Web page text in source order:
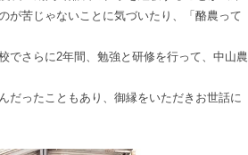
が苦じゃないことに気づいたり、「酪農って
でさらに2年間、勉強と研修を行って、中山農
だったこともあり、御縁をいただきお世話に